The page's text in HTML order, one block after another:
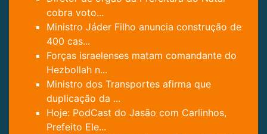
cobra voto...
Ministro Jáder Filho anuncia construção de
400 cas...
Forças israelenses matam comandante do
Hezbollah n...
Ministro dos Transportes afirma que
duplicação da ...
Hoje: PodCast do Jasão com Carlinhos,
Prefeito Ele...